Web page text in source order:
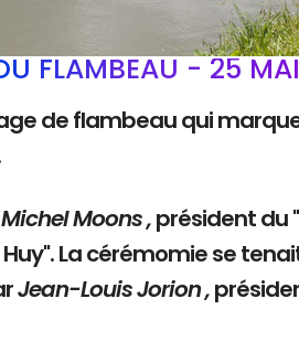
FLAMBEAU - 25
de flambeau qui
Michel Moons ,président du
La cérémomie se
Jean-Louis Jorion ,